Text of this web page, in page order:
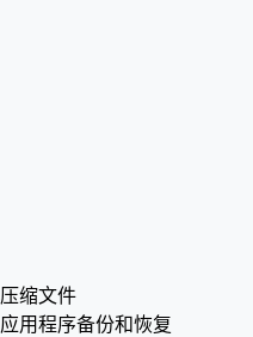
缩文件
用程序备份和恢复